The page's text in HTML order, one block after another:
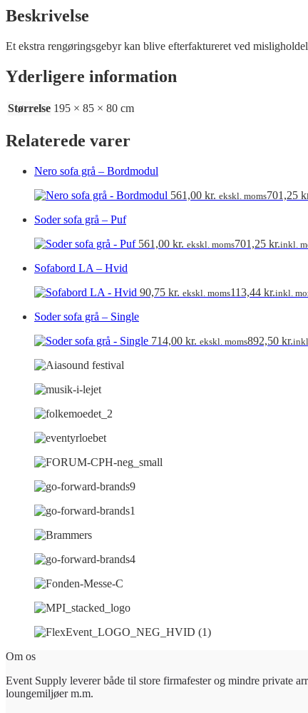
Beskrivelse
Et ekstra rengøringsgebyr kan blive efterfaktureret ved
Yderligere information
Størrelse 195 × 85 × 80 cm
Relaterede varer
Nero sofa grå – Bordmodul
561,00 kr. ekskl. moms701,25
Soder sofa grå – Puf
561,00 kr. ekskl. moms701,25 kr.inkl.
Sofabord LA – Hvid
90,75 kr. ekskl. moms113,44 kr.inkl.
Soder sofa grå – Single
714,00 kr. ekskl. moms892,50 kr.
Om os
Event Supply leverer både til store firmafester og mindre private
loungemiljøer m.m.